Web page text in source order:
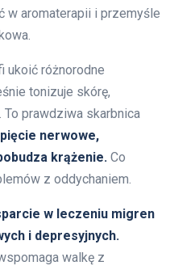
w aromaterapii i przemyśle
ukoić różnorodne
tonizuje skórę,
prawdziwa skarbnica
nerwowe,
krążenie. Co
z oddychaniem.
w leczeniu migren
i depresyjnych.
walkę z